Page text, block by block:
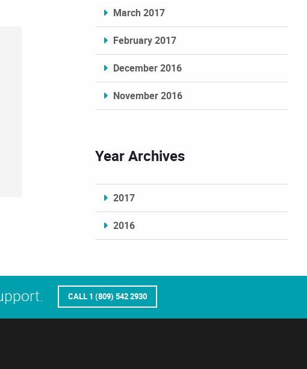
March 2017
February 2017
December 2016
November 2016
Year Archives
2017
2016
CALL 1 (809) 542 2930